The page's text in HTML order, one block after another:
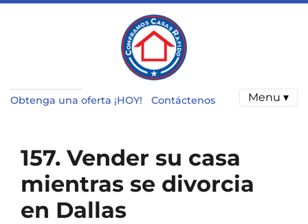
Obtenga una oferta ¡HOY! Contáctenos Menu ▾
157. Vender su casa
mientras se divorcia
en Dallas